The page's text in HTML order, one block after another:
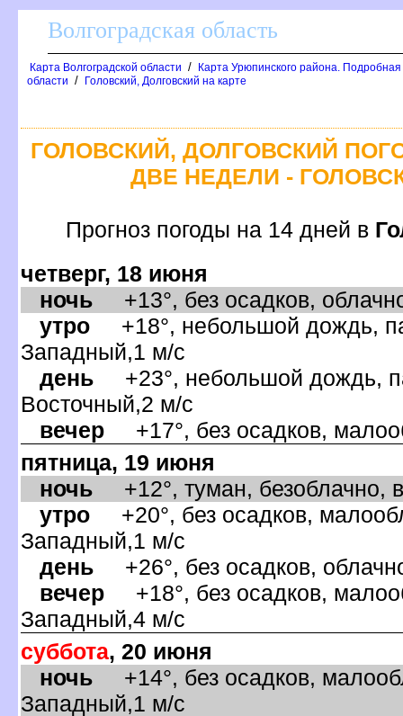
олгоградская область
Карта Волгоградской области /
Карта Урюпинского района.
области / Головский, Долговский на карте
ГОЛОВСКИЙ, ДОЛГОВСКИЙ
ДВЕ НЕДЕЛИ -
Прогноз погоды на 14 дней
четверг, 18 июня
ночь +13°, без осадков,
утро +18°, небольшой дождь,
Западный,1 м/с
день +23°, небольшой дождь,
осточный,2 м/с
ечер +17°, без осадков,
пятница, 19 июня
ночь +12°, туман, безоблачно,
утро +20°, без осадков,
Западный,1 м/с
день +26°, без осадков,
ечер +18°, без осадков,
Западный,4 м/с
суббота, 20 июня
ночь +14°, без осадков,
Западный,1 м/с